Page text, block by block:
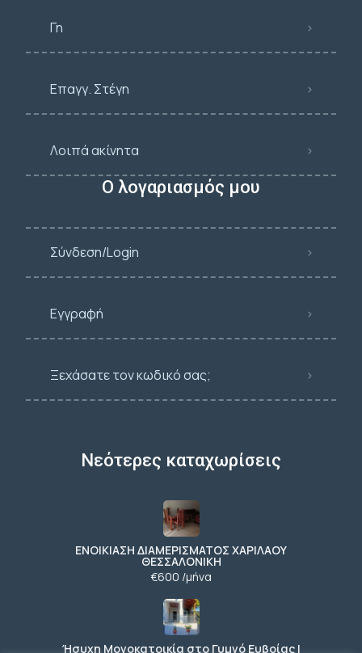
Γη
Επαγγ. Στέγη
Λοιπά ακίνητα
Ο λογαριασμός μου
Σύνδεση/Login
Εγγραφή
Ξεχάσατε τον κωδικό σας;
Νεότερες καταχωρίσεις
ΕΝΟΙΚΙΑΣΗ ΔΙΑΜΕΡΙΣΜΑΤΟΣ ΧΑΡΙΛΑΟΥ
ΘΕΣΣΑΛΟΝΙΚΗ
€600 /μήνα
Ήσυχη Μονοκατοικία στο Γυμνό Ευβοίας |